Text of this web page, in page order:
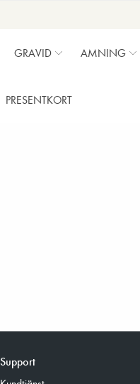
GRAVID AMNING
PRESENTKORT
Support